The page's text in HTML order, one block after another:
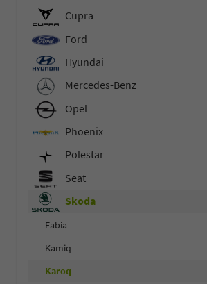
Cupra
Ford
Hyundai
Mercedes-Benz
Opel
Phoenix
Polestar
Seat
Skoda
Fabia
Kamiq
Karoq